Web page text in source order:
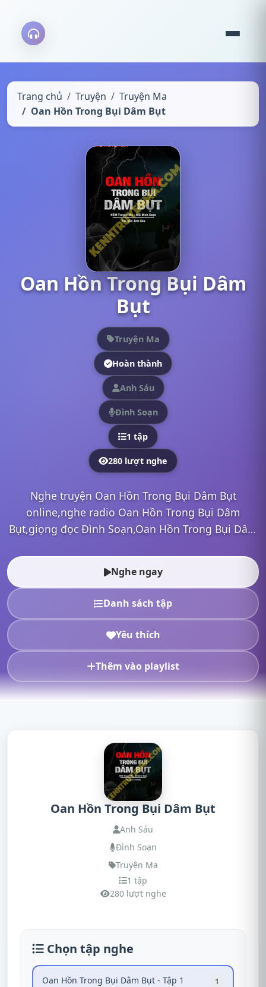
Trang chủ Truyện
Truyện Ma
Oan Hồn Trong Bụi Dâm Bụt
Oan Hồn Trong Bụi Dâm
Bụt
Truyện Ma
Hoàn thành
Anh Sáu
Đình Soạn
1 tập
280 lượt nghe
Nghe truyện Oan Hồn Trong Bụi Dâm Bụt
online,nghe radio Oan Hồn Trong Bụi Dâm
Bụt,giọng đọc Đình Soạn,Oan Hồn Trong Bụi Dâm
Nghe ngay
Danh sách tập
Yêu thích
Thêm vào playlist
Oan Hồn Trong Bụi Dâm Bụt
Anh Sáu
Đình Soạn
Truyện Ma
1 tập
280 lượt nghe
Chọn tập nghe
Oan Hồn Trong Bụi Dâm Bụt - Tập 1 1